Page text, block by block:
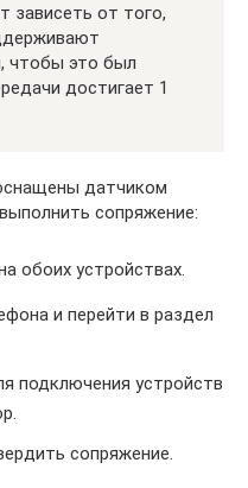
зависеть от того,
чтобы это был
достигает 1
датчиком
сопряжение:
обоих устройствах.
и перейти в раздел
подключения устройств
сопряжение.